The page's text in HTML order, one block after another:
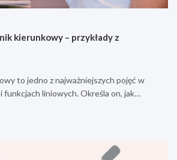
kierunkowy – przykłady z
to jedno z najważniejszych pojęć w
funkcjach liniowych. Określa on, jak…